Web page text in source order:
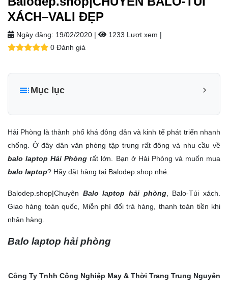
XÁCH–VALI ĐẸP
Ngày đăng: 19/02/2020 | 1233 Lượt xem |
0 Đánh giá
Mục lục
Balo laptop hải phòng
DANH MỤC SẢN PHẨM
THƯƠNG HIỆU CHẤT LƯỢNG
+ Mua lẻ hoặc làm Nhà phân phối/Đại lý bán hàng nhãn
hiệu TN Bags & Xbags:
5 cái]
Hải Phòng là thành phố khá đông dân và kinh tế phát triển nhanh
chống. Ở đây dân văn phòng tập trung rất đông và nhu cầu về
balo laptop Hải Phòng rất lớn. Bạn ở Hải Phòng và muốn mua
balo laptop? Hãy đặt hàng tại Balodep.shop nhé.
Balodep.shop|Chuyên Balo laptop hải phòng, Balo-Túi xách.
Giao hàng toàn quốc, Miễn phí đổi trả hàng, thanh toán tiền khi
nhận hàng.
Balo laptop hải phòng
Công Ty Tnhh Công Nghiệp May & Thời Trang Trung Nguyên